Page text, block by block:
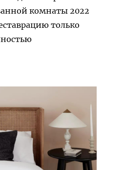
комнаты 2022
только